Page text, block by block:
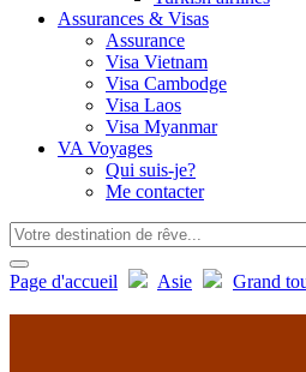
Assurances & Visas
Assurance
Visa Vietnam
Visa Cambodge
Visa Laos
Visa Myanmar
VA Voyages
Qui suis-je?
Me contacter
Page d'accueil Asie Grand